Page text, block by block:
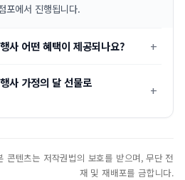
에서 진행됩니다.
사 어떤 혜택이 제공되나요?
사 가정의 달 선물로
텐츠는 저작권법의 보호를 받으며, 무단 전
재 및 재배포를 금합니다.